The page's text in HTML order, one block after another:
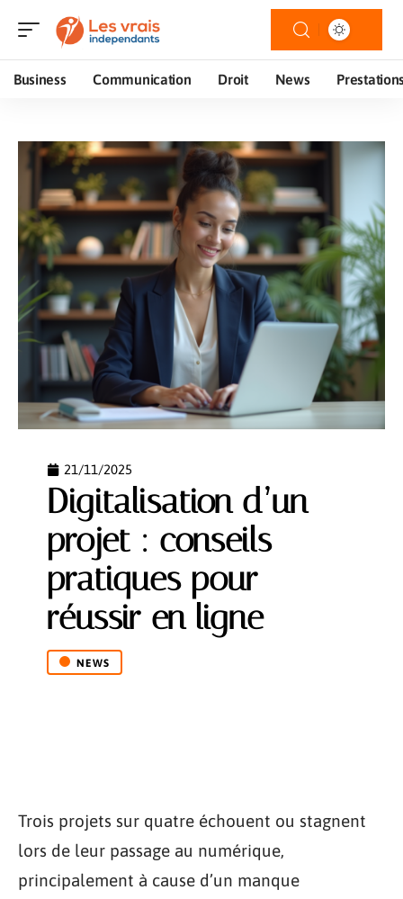
Business Communication Droit News
21/11/2025
Digitalisation d’un
projet : conseils
pratiques pour
réussir en ligne
NEWS
Trois projets sur quatre échouent ou stagnent
lors de leur passage au numérique,
principalement à cause d’un manque